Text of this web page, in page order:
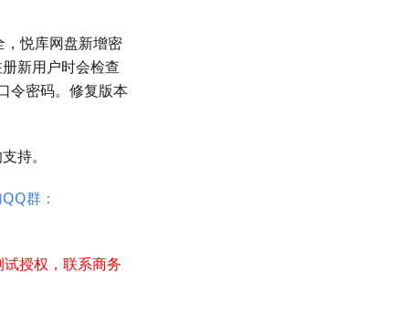
悦库网盘新增密
新用户时会检查
令密码。修复版本
持。
群：
授权，联系商务